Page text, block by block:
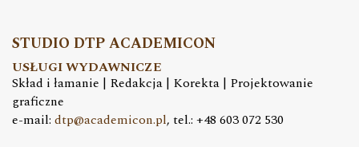
STUDIO DTP ACADEMICON
USŁUGI WYDAWNICZE
Skład i łamanie | Redakcja | Korekta | Projektowanie
graficzne
e-mail: dtp@academicon.pl, tel.: +48 603 072 530